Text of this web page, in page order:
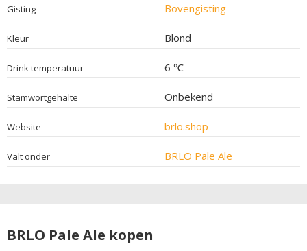
Gisting Bovengisting
Kleur Blond
Drink temperatuur 6 ℃
Stamwortgehalte Onbekend
Website brlo.shop
Valt onder BRLO Pale Ale
BRLO Pale Ale kopen